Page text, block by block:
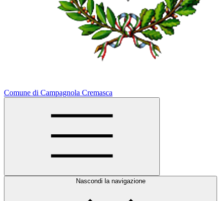
Comune di Campagnola Cremasca
Nascondi la navigazione